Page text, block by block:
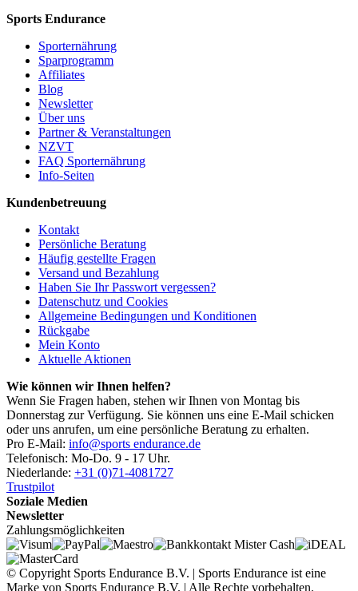
Sports Endurance
Sporternährung
Sparprogramm
Affiliates
Blog
Newsletter
Über uns
Partner & Veranstaltungen
NZVT
FAQ Sporternährung
Info-Seiten
Kundenbetreuung
Kontakt
Persönliche Beratung
Häufig gestellte Fragen
Versand und Bezahlung
Haben Sie Ihr Passwort vergessen?
Datenschutz und Cookies
Allgemeine Bedingungen und Konditionen
Rückgabe
Mein Konto
Aktuelle Aktionen
Wie können wir Ihnen helfen?
Wenn Sie Fragen haben, stehen wir Ihnen von Montag bis
Donnerstag zur Verfügung. Sie können uns eine E-Mail schicken
oder uns anrufen, um eine persönliche Beratung zu erhalten.
Pro E-Mail: info@sports endurance.de
Telefonisch: Mo-Do. 9 - 17 Uhr.
Niederlande: +31 (0)71-4081727
Trustpilot
Soziale Medien
Newsletter
Zahlungsmöglichkeiten
© Copyright Sports Endurance B.V. | Sports Endurance ist eine
Marke von Sports Endurance B.V. | Alle Rechte vorbehalten.